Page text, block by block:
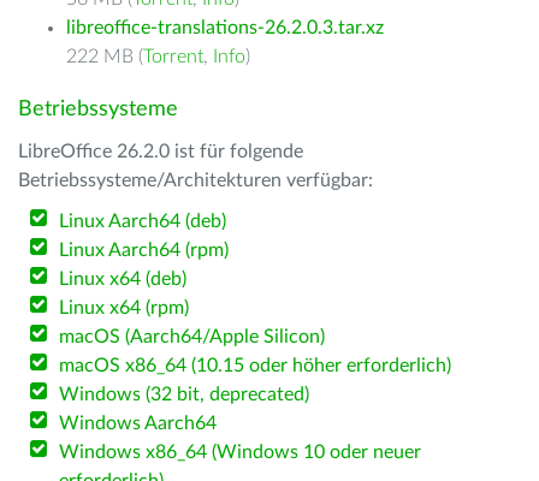
libreoffice-translations-26.2.0.3.tar.xz
222 MB (Torrent, Info)
Betriebssysteme
LibreOffice 26.2.0 ist für folgende
Betriebssysteme/Architekturen verfügbar:
Linux Aarch64 (deb)
Linux Aarch64 (rpm)
Linux x64 (deb)
Linux x64 (rpm)
macOS (Aarch64/Apple Silicon)
macOS x86_64 (10.15 oder höher erforderlich)
Windows (32 bit, deprecated)
Windows Aarch64
Windows x86_64 (Windows 10 oder neuer